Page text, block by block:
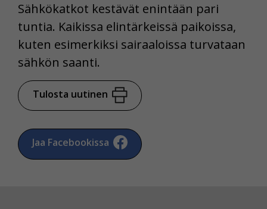
Sähkökatkot kestävät enintään pari
tuntia. Kaikissa elintärkeissä paikoissa,
kuten esimerkiksi sairaaloissa turvataan
sähkön saanti.
Tulosta uutinen
Jaa Facebookissa